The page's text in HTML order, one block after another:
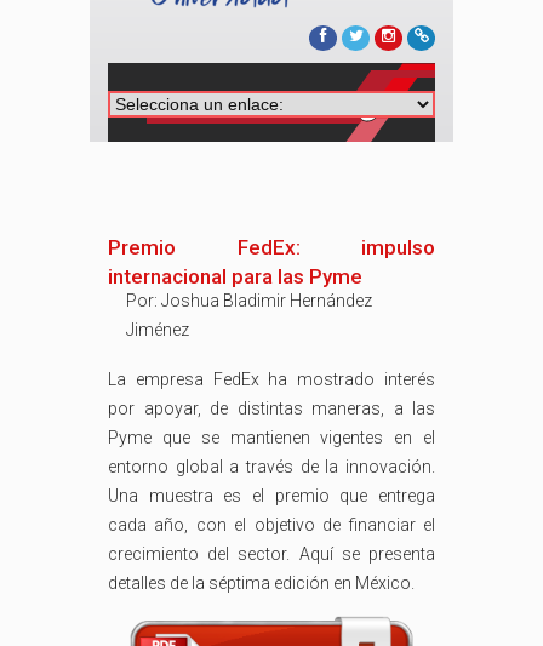
Premio FedEx: impulso
internacional para las Pyme
Por: Joshua Bladimir Hernández
Jiménez
La empresa FedEx ha mostrado interés
por apoyar, de distintas maneras, a las
Pyme que se mantienen vigentes en el
entorno global a través de la innovación.
Una muestra es el premio que entrega
cada año, con el objetivo de financiar el
crecimiento del sector. Aquí se presenta
detalles de la séptima edición en México.